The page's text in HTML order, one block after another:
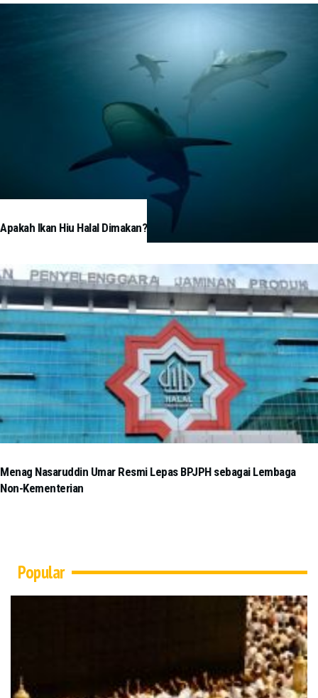
Apakah Ikan Hiu Halal Dimakan?
Menag Nasaruddin Umar Resmi Lepas BPJPH sebagai Lembaga
Non-Kementerian
Popular